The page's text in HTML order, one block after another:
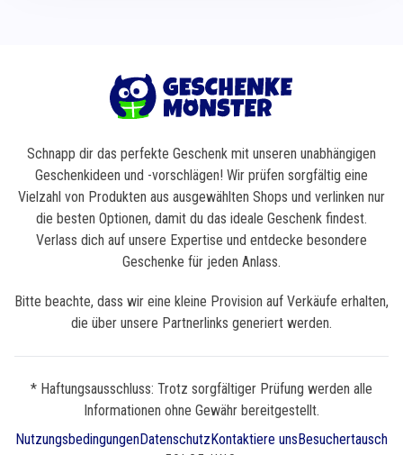
Schnapp dir das perfekte Geschenk mit unseren unabhängigen
Geschenkideen und -vorschlägen! Wir prüfen sorgfältig eine
Vielzahl von Produkten aus ausgewählten Shops und verlinken nur
die besten Optionen, damit du das ideale Geschenk findest.
Verlass dich auf unsere Expertise und entdecke besondere
Geschenke für jeden Anlass.
Bitte beachte, dass wir eine kleine Provision auf Verkäufe erhalten,
die über unsere Partnerlinks generiert werden.
* Haftungsausschluss: Trotz sorgfältiger Prüfung werden alle
Informationen ohne Gewähr bereitgestellt.
NutzungsbedingungenDatenschutz Kontaktiere uns Besuchertausch